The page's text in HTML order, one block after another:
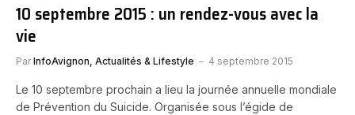
10 septembre 2015 : un rendez-vous avec la
vie
Par InfoAvignon, Actualités & Lifestyle 4 septembre 2015
Le 10 septembre prochain a lieu la journée annuelle mondiale
de Prévention du Suicide. Organisée sous l’égide de